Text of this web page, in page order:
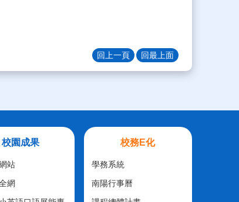
回上一頁 回最上面
校園成果
站
網
校務E化
學務系統
南陽行事曆